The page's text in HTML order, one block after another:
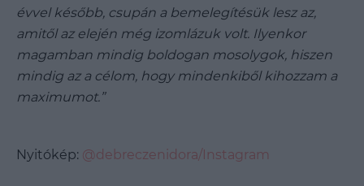
évvel később, csupán a bemelegítésük lesz az,
amitől az elején még izomlázuk volt. Ilyenkor
magamban mindig boldogan mosolygok, hiszen
mindig az a célom, hogy mindenkiből kihozzam a
maximumot.”
Nyitókép: @debreczenidora/Instagram